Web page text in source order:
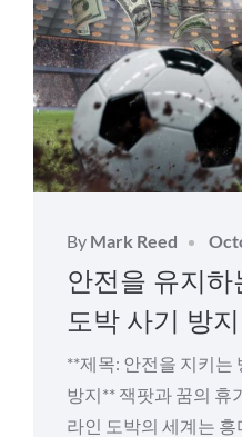
By Mark Reed
on
안전을 유지
도박 사기 방지
**제목: 안전을 지키는
방지** 잭팟과 꿈의 휴
라인 도박의 세계는